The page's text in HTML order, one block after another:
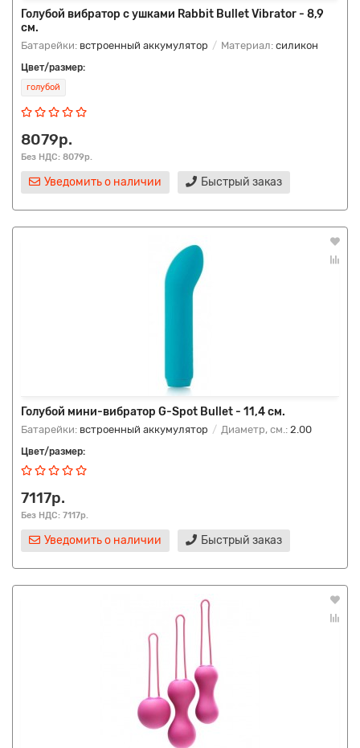
Голубой вибратор с ушками Rabbit Bullet Vibrator - 8,9
см.
Батарейки: встроенный аккумулятор Материал: силикон
Цвет/размер:
голубой
8079р.
Без НДС: 8079р.
Уведомить о наличии Быстрый заказ
Голубой мини-вибратор G-Spot Bullet - 11,4 см.
Батарейки: встроенный аккумулятор Диаметр, см.: 2.00
Цвет/размер:
7117р.
Без НДС: 7117р.
Уведомить о наличии Быстрый заказ